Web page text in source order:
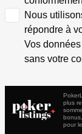
Nous
répondre à
Vos
sans votre
plus
pour